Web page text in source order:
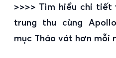
>>>> Tìm hiểu chi tiết
trung thu cùng
mục Tháo vát hơn mỗi